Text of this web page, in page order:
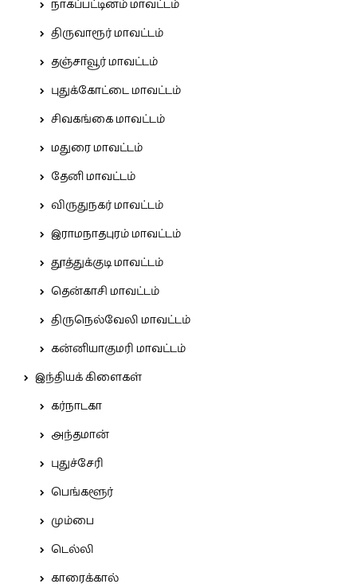
நாகப்பட்டினம் மாவட்டம்
திருவாரூர் மாவட்டம்
தஞ்சாவூர் மாவட்டம்
புதுக்கோட்டை மாவட்டம்
சிவகங்கை மாவட்டம்
மதுரை மாவட்டம்
தேனி மாவட்டம்
விருதுநகர் மாவட்டம்
இராமநாதபுரம் மாவட்டம்
தூத்துக்குடி மாவட்டம்
தென்காசி மாவட்டம்
திருநெல்வேலி மாவட்டம்
கன்னியாகுமரி மாவட்டம்
இந்தியக் கிளைகள்
கர்நாடகா
அந்தமான்
புதுச்சேரி
பெங்களூர்
மும்பை
டெல்லி
காரைக்கால்